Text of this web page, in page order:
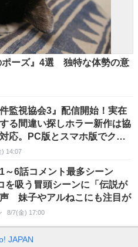
ポーズ』4選 独特な体勢の意
件監視協会3』配信開始！実在
る間違い探しホラー新作は協
応。PC版とスマホ版でクロ
) 14:07
～6話コメント最多シーン
吸う冒頭シーンに「伝説が
妹子やアルねこにも注目が
8/7(金) 17:00
JAPAN